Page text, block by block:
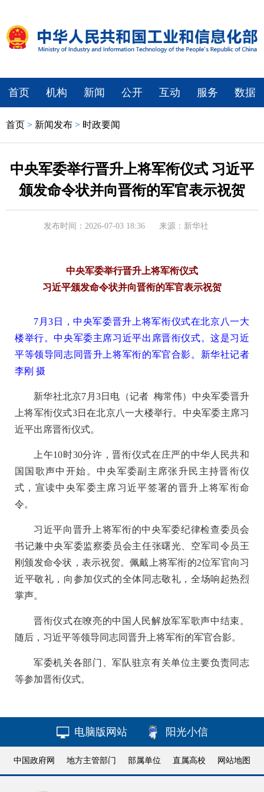
首页 机构 新闻 公开 互动 服务 数据
首页 > 新闻发布 > 时政要闻
中央军委举行晋升上将军衔仪式 习近平
颁发命令状并向晋衔的军官表示祝贺
发布时间：2026-07-03 18:36 来源：新华社
中央军委举行晋升上将军衔仪式
习近平颁发命令状并向晋衔的军官表示祝贺
7月3日，中央军委晋升上将军衔仪式在北京八一大
楼举行。中央军委主席习近平出席晋衔仪式。这是习近
平等领导同志同晋升上将军衔的军官合影。新华社记者
李刚 摄
新华社北京7月3日电（记者 梅常伟）中央军委晋升
上将军衔仪式3日在北京八一大楼举行。中央军委主席习
近平出席晋衔仪式。
上午10时30分许，晋衔仪式在庄严的中华人民共和
国国歌声中开始。中央军委副主席张升民主持晋衔仪
式，宣读中央军委主席习近平签署的晋升上将军衔命
令。
习近平向晋升上将军衔的中央军委纪律检查委员会
书记兼中央军委监察委员会主任张曙光、空军司令员王
刚颁发命令状，表示祝贺。佩戴上将军衔的2位军官向习
近平敬礼，向参加仪式的全体同志敬礼，全场响起热烈
掌声。
晋衔仪式在嘹亮的中国人民解放军军歌声中结束。
随后，习近平等领导同志同晋升上将军衔的军官合影。
军委机关各部门、军队驻京有关单位主要负责同志
等参加晋衔仪式。
电脑版网站 阳光小信
中国政府网 地方主管部门 部属单位 直属高校 网站地图